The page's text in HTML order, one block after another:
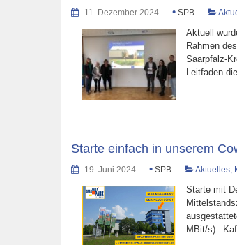
11. Dezember 2024 • SPB
Aktuell
Rahmen
Saarpfalz-
Leitfaden
Starte einfach in unserem
19. Juni 2024 • SPB Aktuelles,
Starte mit
MBit/s)–